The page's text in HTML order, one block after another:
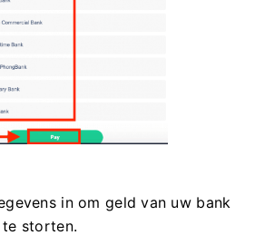
in om geld van uw bank
storten.